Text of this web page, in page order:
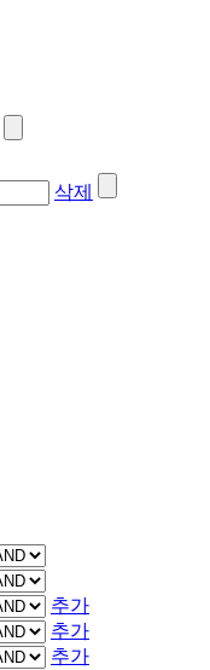
삭제
추가
추가
추가